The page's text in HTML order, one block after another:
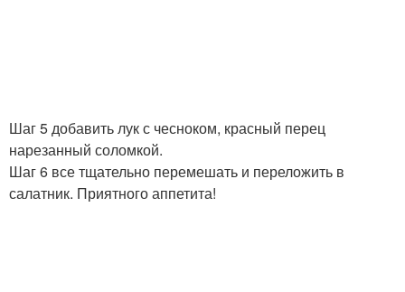
Шаг 5 добавить лук с чесноком, красный перец
нарезанный соломкой.
Шаг 6 все тщательно перемешать и переложить в
салатник. Приятного аппетита!